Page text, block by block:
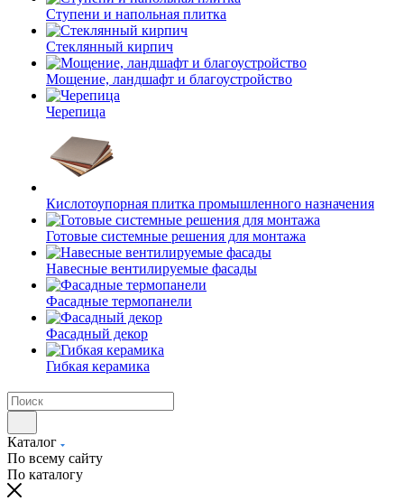
Ступени и напольная плитка
Cтеклянный кирпич
Мощение, ландшафт и благоустройство
Черепица
Кислотоупорная плитка промышленного назначения
Готовые системные решения для монтажа
Навесные вентилируемые фасады
Фасадные термопанели
Фасадный декор
Гибкая керамика
Каталог
По всему сайту
По каталогу